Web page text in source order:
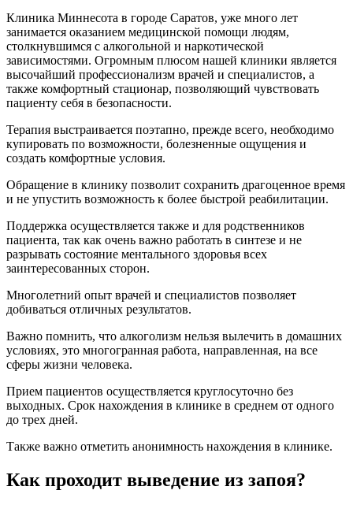
Клиника Миннесота в городе Саратов, уже много лет
занимается оказанием медицинской помощи людям,
столкнувшимся с алкогольной и наркотической
зависимостями. Огромным плюсом нашей клиники является
высочайший профессионализм врачей и специалистов, а
также комфортный стационар, позволяющий чувствовать
пациенту себя в безопасности.
Терапия выстраивается поэтапно, прежде всего, необходимо
купировать по возможности, болезненные ощущения и
создать комфортные условия.
Обращение в клинику позволит сохранить драгоценное время
и не упустить возможность к более быстрой реабилитации.
Поддержка осуществляется также и для родственников
пациента, так как очень важно работать в синтезе и не
разрывать состояние ментального здоровья всех
заинтересованных сторон.
Многолетний опыт врачей и специалистов позволяет
добиваться отличных результатов.
Важно помнить, что алкоголизм нельзя вылечить в домашних
условиях, это многогранная работа, направленная, на все
сферы жизни человека.
Прием пациентов осуществляется круглосуточно без
выходных. Срок нахождения в клинике в среднем от одного
до трех дней.
Также важно отметить анонимность нахождения в клинике.
Как проходит выведение из запоя?